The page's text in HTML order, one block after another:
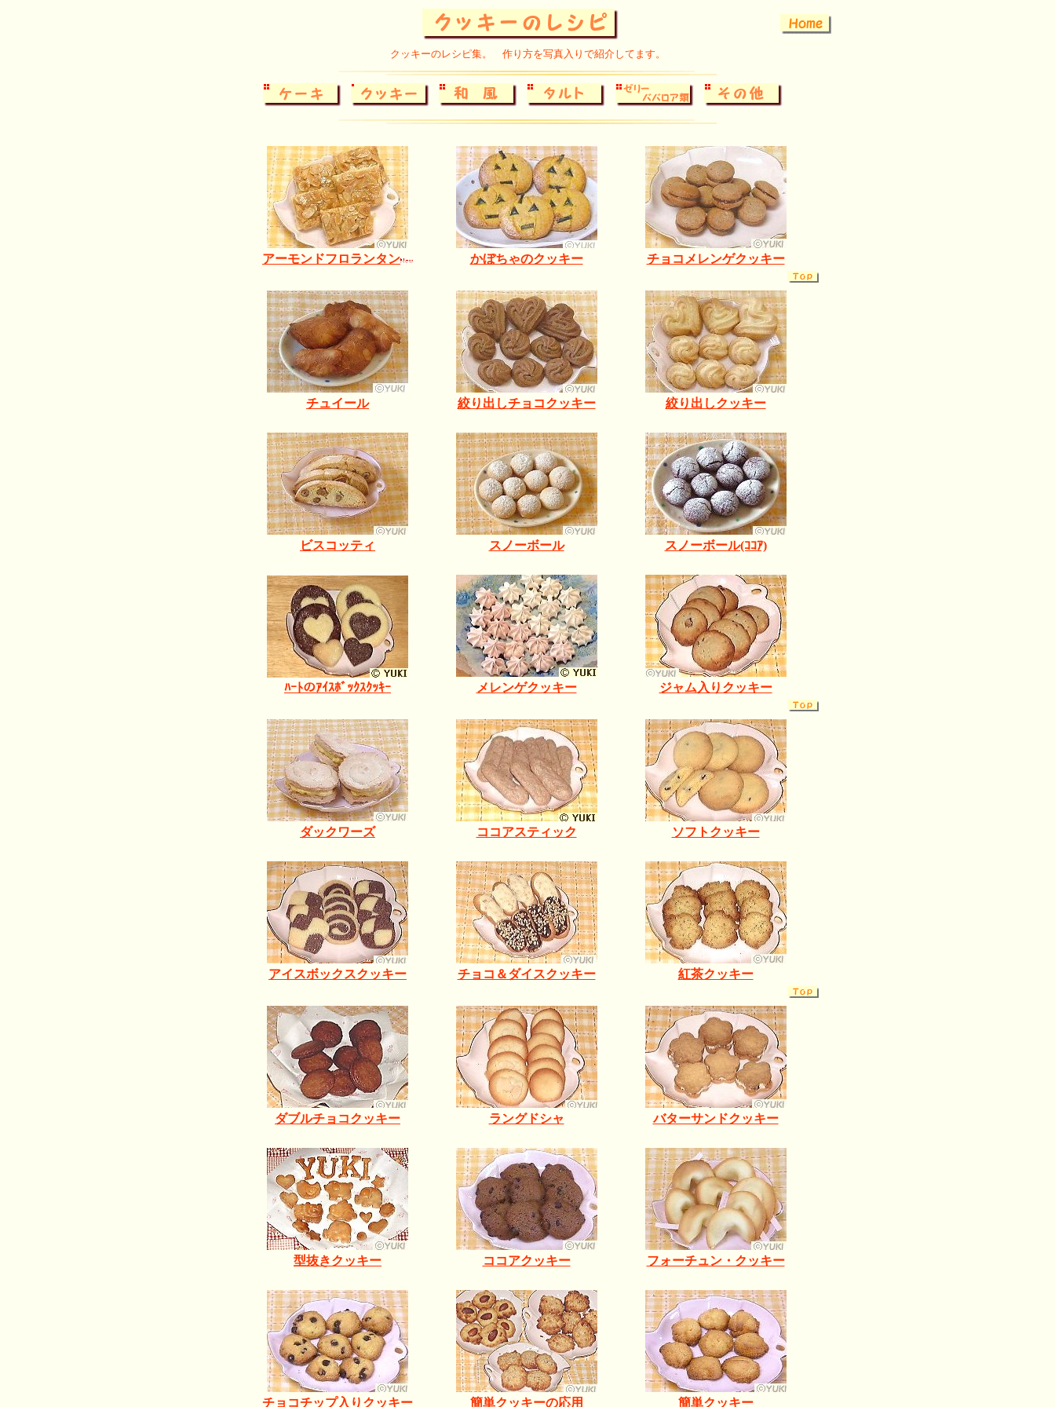
クッキーのレシピ集。 作り方を写真入りで紹介してます。
アーモンドフロランタン かぼちゃのクッキー チョコメレンゲクッキー
チュイール 絞り出しチョコクッキー 絞り出しクッキー
ビスコッティ スノーボール スノーボール(ｺｺｱ)
ﾊｰﾄのｱｲｽﾎﾞｯｸｽｸｯｷｰ メレンゲクッキー ジャム入りクッキー
ダックワーズ ココアスティック ソフトクッキー
アイスボックスクッキー チョコ＆ダイスクッキー 紅茶クッキー
ダブルチョコクッキー ラングドシャ バターサンドクッキー
型抜きクッキー ココアクッキー フォーチュン・クッキー
チョコチップ入りクッキー 簡単クッキーの応用 簡単クッキー